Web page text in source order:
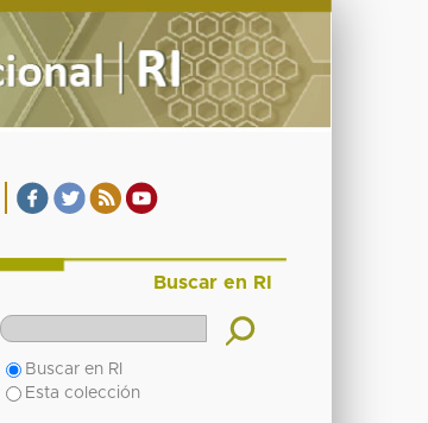
Buscar en RI
Buscar en RI
Esta colección